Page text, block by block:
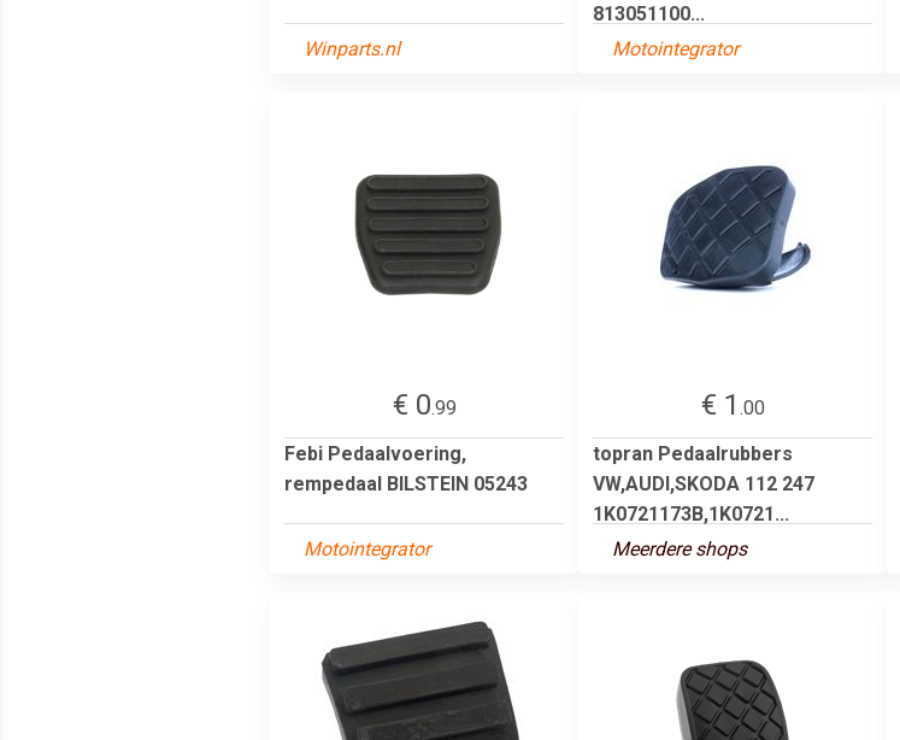
Winparts.nl
813051100...
Motointegrator
€ 0.99
Febi Pedaalvoering,
rempedaal BILSTEIN 05243
Motointegrator
€ 1 .00
topran Pedaalrubbers
VW,AUDI,SKODA 112 247
1K0721173B,1K0721...
Meerdere shops